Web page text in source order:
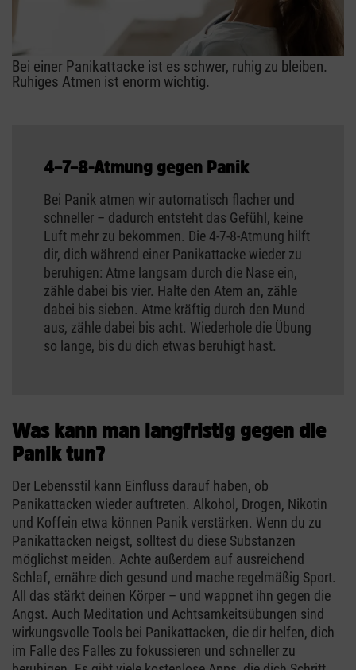
Bei einer Panikattacke ist es schwer, ruhig zu bleiben.
Ruhiges Atmen ist enorm wichtig.
4–7–8-Atmung gegen Panik
Bei Panik atmen wir automatisch flacher und
schneller – dadurch entsteht das Gefühl, keine
Luft mehr zu bekommen. Die 4-7-8-Atmung hilft
dir, dich während einer Panikattacke wieder zu
beruhigen: Atme langsam durch die Nase ein,
zähle dabei bis vier. Halte den Atem an, zähle
dabei bis sieben. Atme kräftig durch den Mund
aus, zähle dabei bis acht. Wiederhole die Übung
so lange, bis du dich etwas beruhigt hast.
Was kann man langfristig gegen die
Panik tun?
Der Lebensstil kann Einfluss darauf haben, ob
Panikattacken wieder auftreten. Alkohol, Drogen, Nikotin
und Koffein etwa können Panik verstärken. Wenn du zu
Panikattacken neigst, solltest du diese Substanzen
möglichst meiden. Achte außerdem auf ausreichend
Schlaf, ernähre dich gesund und mache regelmäßig Sport.
All das stärkt deinen Körper – und wappnet ihn gegen die
Angst. Auch Meditation und Achtsamkeitsübungen sind
wirkungsvolle Tools bei Panikattacken, die dir helfen, dich
im Falle des Falles zu fokussieren und schneller zu